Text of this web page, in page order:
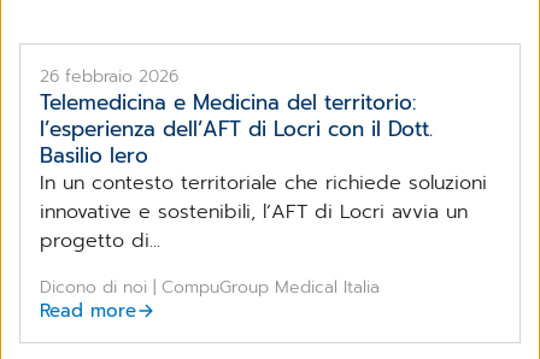
26 febbraio 2026
Telemedicina e Medicina del territorio:
l’esperienza dell’AFT di Locri con il Dott.
Basilio Iero
In un contesto territoriale che richiede soluzioni
innovative e sostenibili, l’AFT di Locri avvia un
progetto di...
Dicono di noi | CompuGroup Medical Italia
Read more